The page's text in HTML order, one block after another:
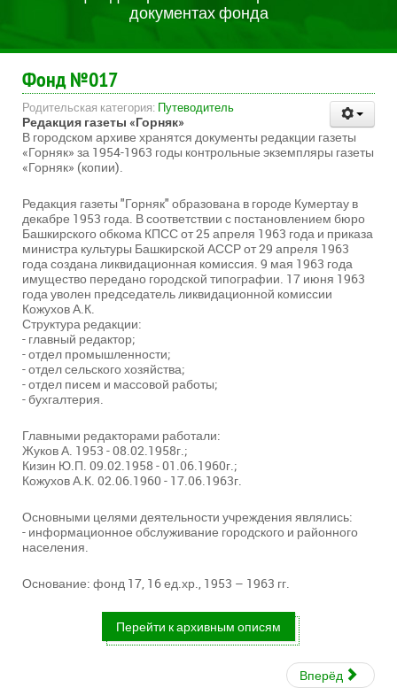
документах фонда
Фонд №017
Родительская категория: Путеводитель
Редакция газеты «Горняк»
В городском архиве хранятся документы редакции газеты
«Горняк» за 1954-1963 годы контрольные экземпляры газеты
«Горняк» (копии).
Редакция газеты "Горняк" образована в городе Кумертау в
декабре 1953 года. В соответствии с постановлением бюро
Башкирского обкома КПСС от 25 апреля 1963 года и приказа
министра культуры Башкирской АССР от 29 апреля 1963
года создана ликвидационная комиссия. 9 мая 1963 года
имущество передано городской типографии. 17 июня 1963
года уволен председатель ликвидационной комиссии
Кожухов А.К.
Структура редакции:
- главный редактор;
- отдел промышленности;
- отдел сельского хозяйства;
- отдел писем и массовой работы;
- бухгалтерия.
Главными редакторами работали:
Жуков А. 1953 - 08.02.1958г.;
Кизин Ю.П. 09.02.1958 - 01.06.1960г.;
Кожухов А.К. 02.06.1960 - 17.06.1963г.
Основными целями деятельности учреждения являлись:
- информационное обслуживание городского и районного
населения.
Основание: фонд 17, 16 ед.хр., 1953 – 1963 гг.
Перейти к архивным описям
Вперёд